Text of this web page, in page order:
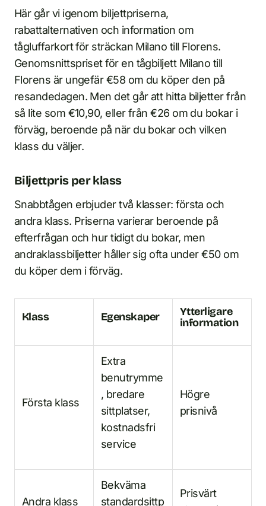
Här går vi igenom biljettpriserna,
rabattalternativen och information om
tågluffarkort för sträckan Milano till Florens.
Genomsnittspriset för en tågbiljett Milano till
Florens är ungefär €58 om du köper den på
resandedagen. Men det går att hitta biljetter från
så lite som €10,90, eller från €26 om du bokar i
förväg, beroende på när du bokar och vilken
klass du väljer.
Biljettpris per klass
Snabbtågen erbjuder två klasser: första och
andra klass. Priserna varierar beroende på
efterfrågan och hur tidigt du bokar, men
andraklassbiljetter håller sig ofta under €50 om
du köper dem i förväg.
Klass Egenskaper
Ytterligare
information
Första klass
Extra
benutrymme
, bredare
sittplatser,
kostnadsfri
service
Högre
prisnivå
Andra klass
Bekväma
standardsittp
Prisvärt